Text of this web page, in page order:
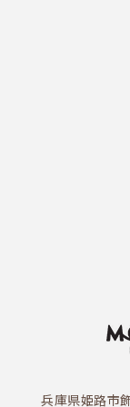
兵庫県姫路市